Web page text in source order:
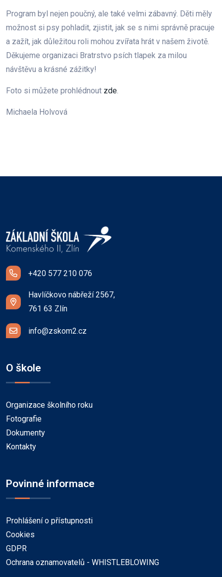
Program byl nejen poučný, ale také velmi zábavný. Děti měly
možnost si psy pohladit, zjistit, jak se s nimi správně pracuje
a zažít, jak důležitou roli mohou zvířata hrát v našem životě.
Děkujeme organizaci Bratrstvo psích tlapek za milou
návštěvu a krásné zážitky!
Foto si můžete prohlédnout zde.
Michaela Holvová
+420 577 210 076
Havlíčkovo nábřeží 2567,
761 63 Zlín
info@zskom2.cz
O škole
Organizace školního roku
Fotografie
Dokumenty
Kontakty
Povinné informace
Prohlášení o přístupnosti
Cookies
GDPR
Ochrana oznamovatelů - WHISTLEBLOWING